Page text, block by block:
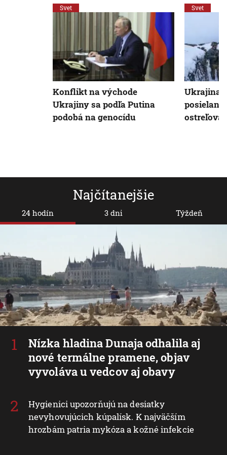
Najčítanejšie
24 hodín
Nízka hladina Dunaja odhalila aj
nové termálne pramene, objav
vyvoláva u vedcov aj obavy
Hygienici upozorňujú na desiatky
nevyhovujúcich kúpalísk. K najväčším
hrozbám patria mykóza a kožné infekcie
3 dni Týždeň
Svet
Konflikt na východe
Ukrajiny sa podľa Putina
podobá na genocídu
Svet
Ukrajina